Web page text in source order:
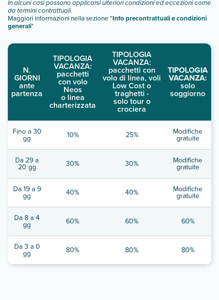
In alcuni casi possono applicarsi ulteriori condizioni ed eccezioni come
da termini contrattuali.
Maggiori informazioni nella sezione "Info precontrattuali e condizioni
generali"
N.
GIORNI
ante
partenza
TIPOLOGIA
VACANZA:
pacchetti
con volo
Neos
o linea
charterizzata
TIPOLOGIA
VACANZA:
pacchetti con
volo di linea, voli
Low Cost o
traghetti -
solo tour o
crociera
TIPOLOGIA
VACANZA:
solo
soggiorno
Fino a 30
gg 10% 25% Modifiche
gratuite
Da 29 a
20 gg 30% 30% Modifiche
gratuite
Da 19 a 9
gg 40% 40% Modifiche
gratuite
Da 8 a 4
gg 60% 60% 60%
Da 3 a 0
gg 80% 80% 80%